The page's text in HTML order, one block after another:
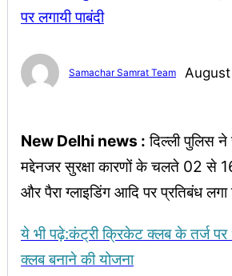
Samachar Samrat Team
New Delhi news : दिल्ली पुलिस
मद्देनजर सुरक्षा कारणों के चलते 02 से
और पैरा ग्लाइडिंग आदि पर प्रतिबंध लगा
ये भी पढ़े:कंट्री क्रिकेट क्लब के तर्ज पर
क्लब बनाने की योजना